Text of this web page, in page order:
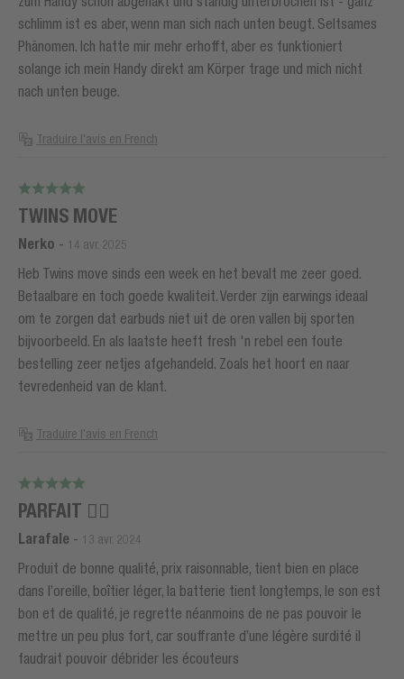
schlimm ist es aber, wenn man sich nach unten beugt. Seltsames
Phänomen. Ich hatte mir mehr erhofft, aber es funktioniert
solange ich mein Handy direkt am Körper trage und mich nicht
nach unten beuge.
Traduire l'avis en French
TWINS MOVE
Nerko - 14 avr. 2025
Heb Twins move sinds een week en het bevalt me zeer goed.
Betaalbare en toch goede kwaliteit. Verder zijn earwings ideaal
om te zorgen dat earbuds niet uit de oren vallen bij sporten
bijvoorbeeld. En als laatste heeft fresh 'n rebel een foute
bestelling zeer netjes afgehandeld. Zoals het hoort en naar
tevredenheid van de klant.
Traduire l'avis en French
PARFAIT 👌🏻
Larafale - 13 avr. 2024
Produit de bonne qualité, prix raisonnable, tient bien en place
dans l’oreille, boîtier léger, la batterie tient longtemps, le son est
bon et de qualité, je regrette néanmoins de ne pas pouvoir le
mettre un peu plus fort, car souffrante d’une légère surdité il
faudrait pouvoir débrider les écouteurs